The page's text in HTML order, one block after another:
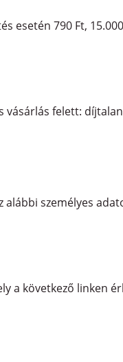
esetén 790 Ft,
vásárlás felett:
személyes
a következő linken